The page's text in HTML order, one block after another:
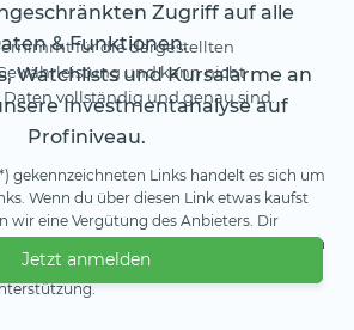
Zugriff auf alle
& Funktionen.
Watchlists und Kursalarme an
Investmentanalyse auf
Profiniveau.
Jetzt anmelden
für die dargestellten
und kann nicht
Daten vollständig und genau sind.
gekennzeichneten Links handelt es sich um
Wenn du über diesen Link etwas kaufst
wir eine Vergütung des Anbieters. Dir
Nachteile oder Mehrkosten. Wir verwenden
kostenfreies Angebot zu finanzieren.